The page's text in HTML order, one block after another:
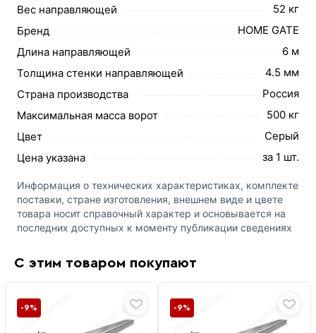
Вес направляющей
52 кг
Бренд
HOME GATE
Длина направляющей
6 м
Толщина стенки направляющей
4.5 мм
Страна производства
Россия
Максимальная масса ворот
500 кг
Цвет
Серый
Цена указана
за 1 шт.
Информация о технических характеристиках, комплекте
поставки, стране изготовления, внешнем виде и цвете
товара носит справочный характер и основывается на
последних доступных к моменту публикации сведениях
С этим товаром покупают
-9% -9%